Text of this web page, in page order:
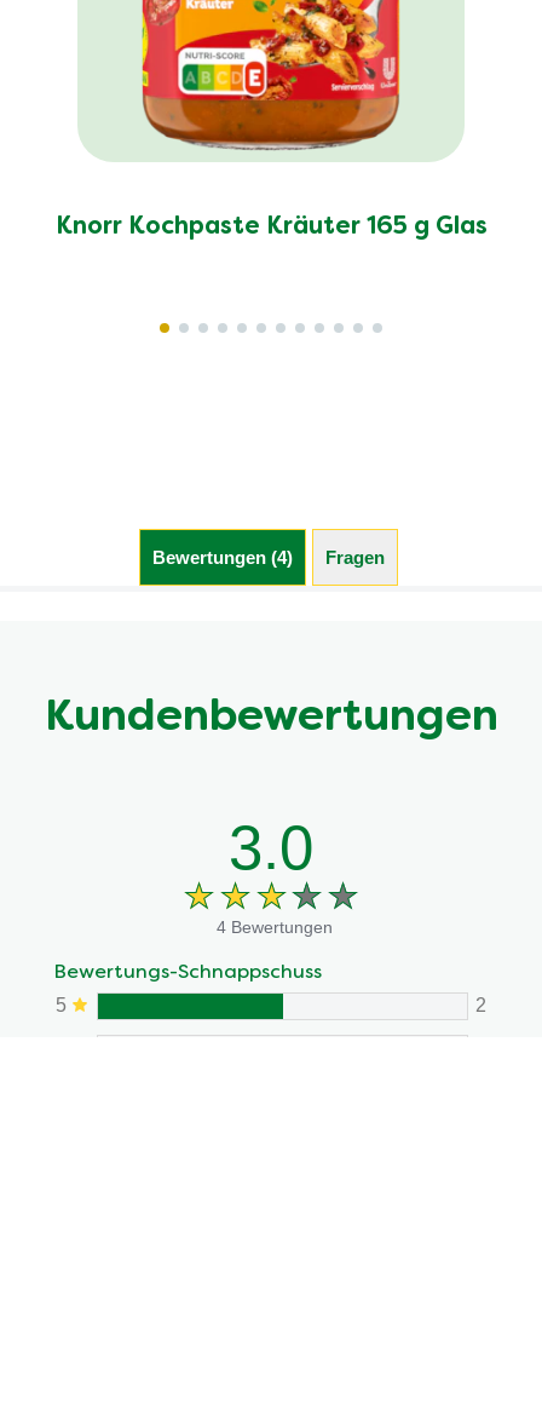
Knorr Kochpaste Kräuter 165 g Glas
Bewertungen (4) Fragen
Kundenbewertungen
3.0
4 Bewertungen
Bewertungs-Schnappschuss
5 2